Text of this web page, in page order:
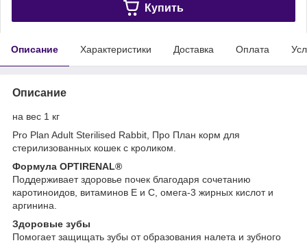
Купить
Описание Характеристики Доставка Оплата
Описание
на вес 1 кг
Pro Plan Adult Sterilised Rabbit, Про План корм для
стерилизованных кошек с кроликом.
Формула OPTIRENAL®
Поддерживает здоровье почек благодаря сочетанию
каротиноидов, витаминов Е и С, омега-3 жирных кислот и
аргинина.
Здоровые зубы
Помогает защищать зубы от образования налета и зубного